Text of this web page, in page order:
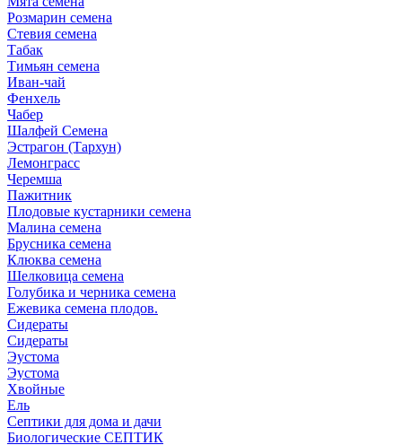
Розмарин семена
Стевия семена
Табак
Тимьян семена
Иван-чай
Фенхель
Чабер
Шалфей Семена
Эстрагон (Тархун)
Лемонграсс
Черемша
Пажитник
Плодовые кустарники семена
Малина семена
Брусника семена
Клюква семена
Шелковица семена
Голубика и черника семена
Ежевика семена плодов.
Сидераты
Сидераты
Эустома
Эустома
Хвойные
Ель
Септики для дома и дачи
Биологические СЕПТИК